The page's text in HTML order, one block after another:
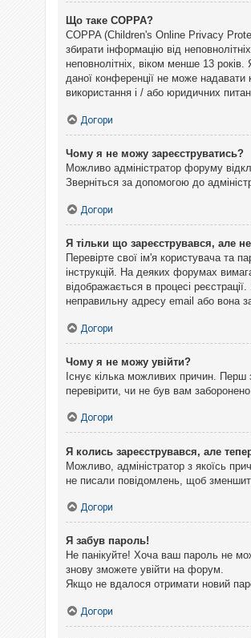
Що таке COPPA?
COPPA (Children's Online Privacy
збирати інформацію від
неповнолітніх, віком менше 13
даної конференції не може надавати
використання і / або юридичних
Догори
Чому я не можу зареєструватись?
Можливо адміністратор форуму
Зверніться за допомогою до
Догори
Я тільки що зареєструвався, але
Перевірте свої ім'я користувача та
інструкцій. На деяких форумах
відображається в процесі
неправильну адресу email або вона
Догори
Чому я не можу увійти?
Існує кілька можливих причин. Перш
перевірити, чи не був вам
Догори
Я колись зареєструвався, але
Можливо, адміністратор з якоїсь
не писали повідомлень, щоб
Догори
Я забув пароль!
Не панікуйте! Хоча ваш пароль не
знову зможете увійти на форум.
Якщо не вдалося отримати новий
Догори